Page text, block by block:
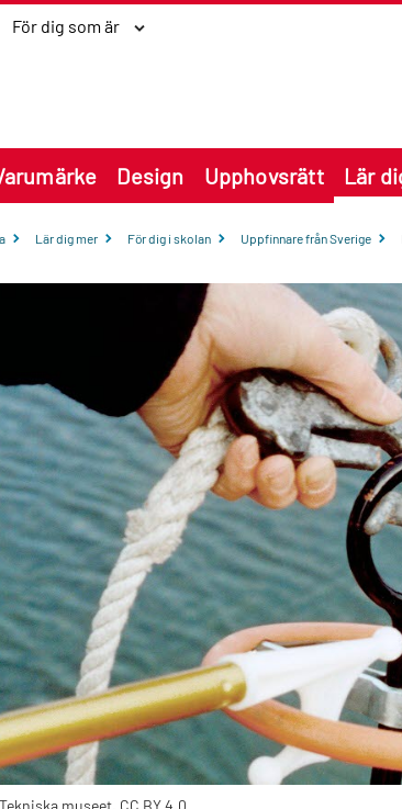
För dig som är
Design Upphovsrätt Lär
Lär dig mer För dig i skolan Uppfinnare från Sverige